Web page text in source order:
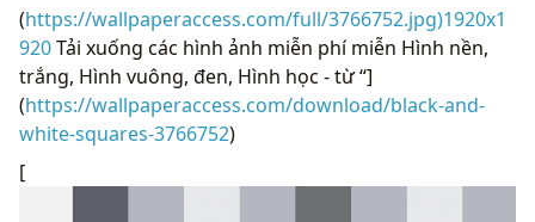
(https://wallpaperaccess.com/full/3766752.jpg)1920x1
920Tải xuống các hình ảnh miễn phí miễn Hình nền,
trắng, Hình vuông, đen, Hình học - từ “]
(https://wallpaperaccess.com/download/black-and-
white-squares-3766752)
[